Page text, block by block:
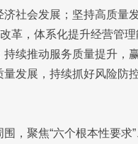
社会发展；坚持高质量发
革，体系化提升经营管理
续推动服务质量提升，
发展，持续抓好风险防
，聚焦“六个根本性要求”